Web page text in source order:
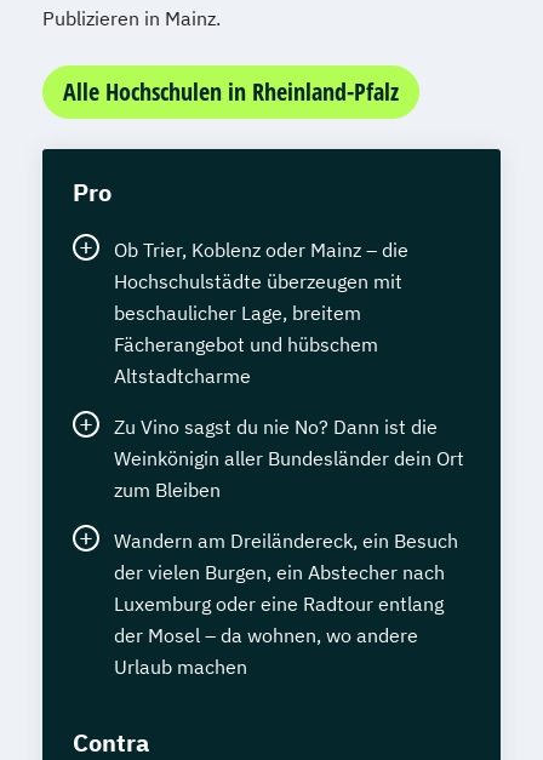
Publizieren in Mainz.
Alle Hochschulen in Rheinland-Pfalz
Pro
Ob Trier, Koblenz oder Mainz – die
Hochschulstädte überzeugen mit
beschaulicher Lage, breitem
Fächerangebot und hübschem
Altstadtcharme
Zu Vino sagst du nie No? Dann ist die
Weinkönigin aller Bundesländer dein Ort
zum Bleiben
Wandern am Dreiländereck, ein Besuch
der vielen Burgen, ein Abstecher nach
Luxemburg oder eine Radtour entlang
der Mosel – da wohnen, wo andere
Urlaub machen
Contra